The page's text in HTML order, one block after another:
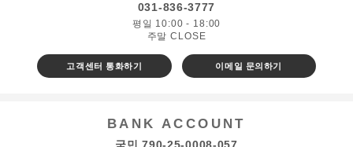
031-836-3777
평일 10:00 - 18:00
주말 CLOSE
고객센터 통화하기 이메일 문의하기
BANK ACCOUNT